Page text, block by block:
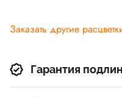
Заказать другие
Гарантия